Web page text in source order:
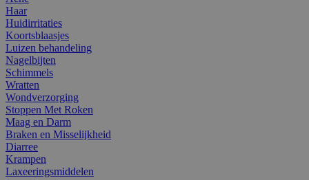
Haar
Huidirritaties
Koortsblaasjes
Luizen behandeling
Nagelbijten
Schimmels
Wratten
Wondverzorging
Stoppen Met Roken
Maag en Darm
Braken en Misselijkheid
Diarree
Krampen
Laxeeringsmiddelen